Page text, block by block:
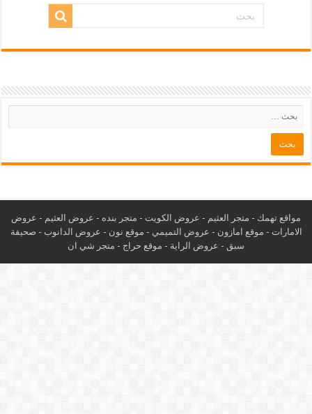
مواقع تهمك - متجر العثيم - عروض الكويت - متجر بنده - عروض العثيم - عروض
الامارات - موقع امازون - عروض التميمي - موقع نون - عروض الدانوب - صحيفة
سبق - عروض الراية - موقع حراج - متجر شي ان